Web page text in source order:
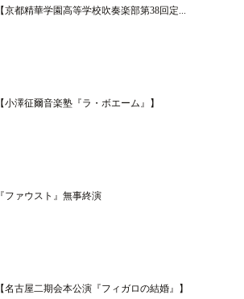
【京都精華学園高等学校吹奏楽部第38回定...
【小澤征爾音楽塾『ラ・ボエーム』】
『ファウスト』無事終演
【名古屋二期会本公演『フィガロの結婚』】